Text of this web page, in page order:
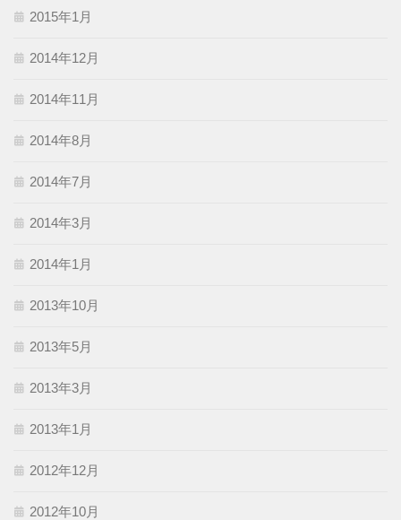
2015年1月
2014年12月
2014年11月
2014年8月
2014年7月
2014年3月
2014年1月
2013年10月
2013年5月
2013年3月
2013年1月
2012年12月
2012年10月